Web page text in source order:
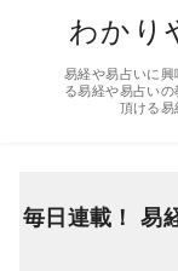
わかり
易経や易占いに
る易経や易占い
頂ける易
毎日連載！ 易